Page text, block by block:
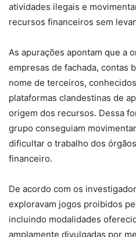
atividades ilegais e
recursos financeiros sem
As apurações apontam que a
empresas de fachada, contas
nome de terceiros,
plataformas clandestinas de
origem dos recursos. Dessa
grupo conseguiam
dificultar o trabalho dos
financeiro.
De acordo com os
exploravam jogos proibidos
incluindo modalidades
amplamente divulgadas por